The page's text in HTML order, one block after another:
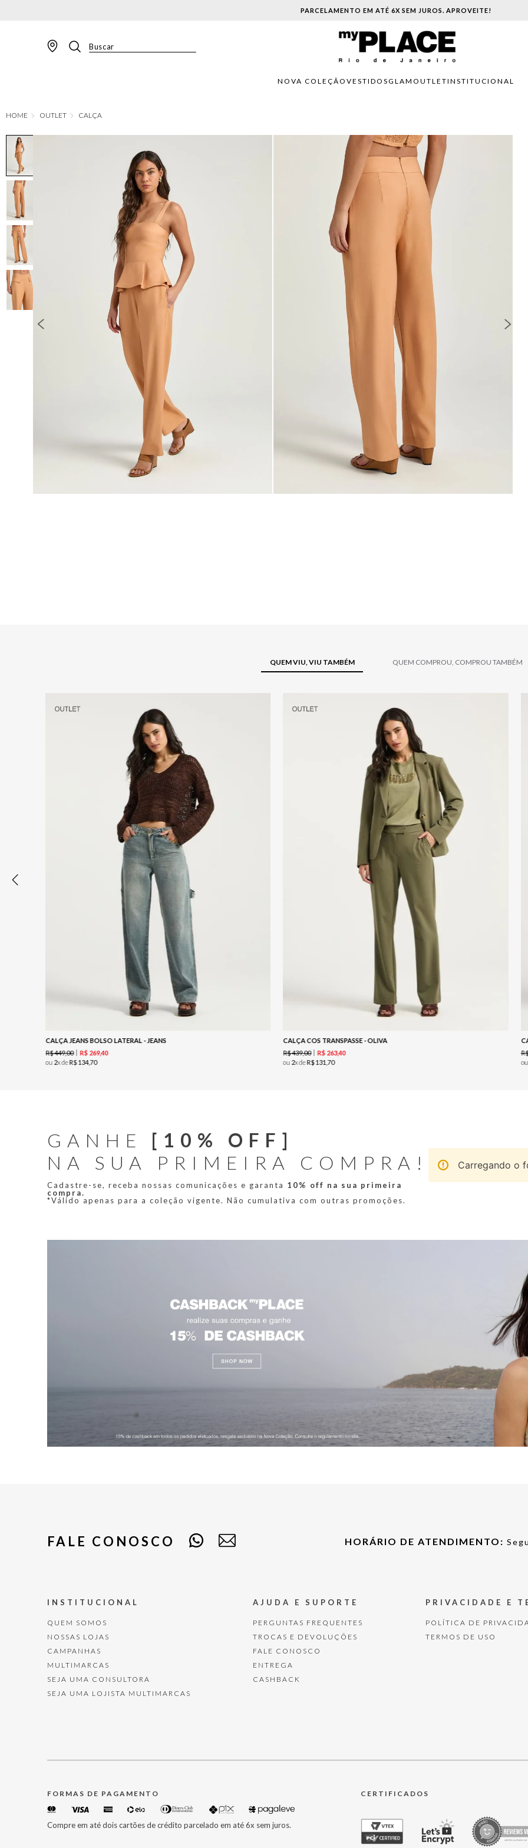
PARCELAMENTO EM ATÉ 6X SEM JUROS. APROVEITE!
Buscar
VESTIDOS
JAQUETA
CALÇA JEANS
COLETE
NOVA COLEÇÃO VESTIDOSGLAM OUTLETINSTITUCIONAL
OUTLET CALÇA
QUEM VIU, VIU TAMBÉM QUEM COMPROU, COMPROU TAMBÉM
CALÇA JEANS BOLSO LATERAL - JEANS
R$449,00 R$ 269,40
ou 2x deR$134,70
CALÇA COS TRANSPASSE - OLIVA
R$439,00 R$ 263,40
ou 2x deR$131 ,70
ou
GANHE [10% OFF]
NA SUA PRIMEIRA COMPRA!
Cadastre-se, receba nossas comunicações e garanta 10% off na sua primeira
compra.
*Válido apenas para a coleção vigente. Não cumulativa com outras promoções.
Carregando o
FALE CONOSCO HORÁRIO DE ATENDIMENTO:
INSTITUCIONAL
QUEM SOMOS
NOSSAS LOJAS
CAMPANHAS
MULTIMARCAS
SEJA UMA CONSULTORA
SEJA UMA LOJISTA MULTIMARCAS
AJUDA E SUPORTE
PERGUNTAS FREQUENTES
TROCAS E DEVOLUÇÕES
FALE CONOSCO
ENTREGA
CASHBACK
PRIVACIDADE E
POLÍTICA DE
TERMOS DE USO
FORMAS DE PAGAMENTO
Compre em até dois cartões de crédito parcelado em até 6x sem juros.
CERTIFICADOS